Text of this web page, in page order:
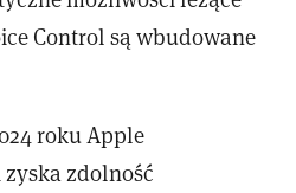
Control są wbudowane
roku Apple
zyska zdolność